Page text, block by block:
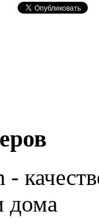
дома